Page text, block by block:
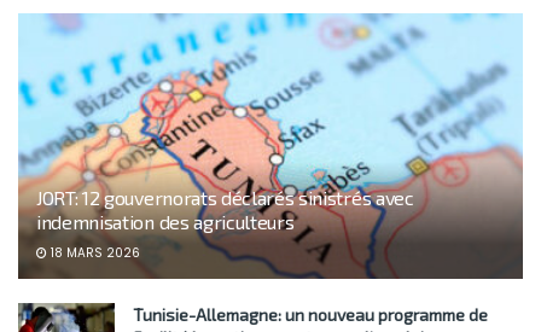
JORT: 12 gouvernorats déclarés sinistrés avec
indemnisation des agriculteurs
18 MARS 2026
Tunisie-Allemagne: un nouveau programme de